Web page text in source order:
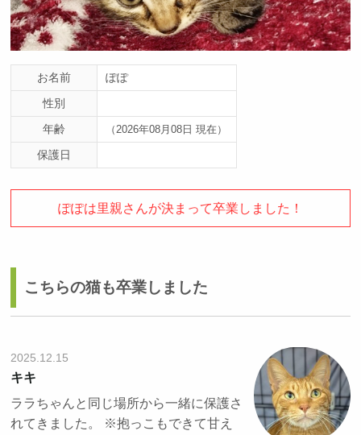
お名前
ぽぽ
性別
年齢
（2026年08月08日 現在）
保護日
ぽぽは里親さんが決まって卒業しました！
こちらの猫も卒業しました
2025.12.15
キキ
ララちゃんと同じ場所から一緒に保護さ
れてきました。 ※抱っこもできて甘え